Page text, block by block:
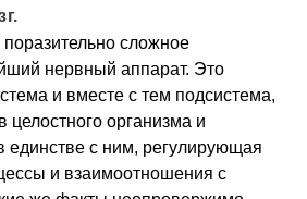
поразительно сложное
нервный аппарат. Это
и вместе с тем подсистема,
целостного организма и
с ним, регулирующая
и взаимоотношения с